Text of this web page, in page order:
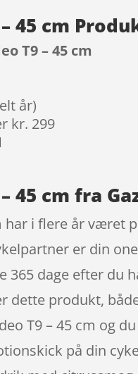
45 cm
T9 – 45 cm
år)
kr. 299
45 cm fra
har i flere år
er din
365 dage efter du
dette produkt,
T9 – 45 cm og
på din